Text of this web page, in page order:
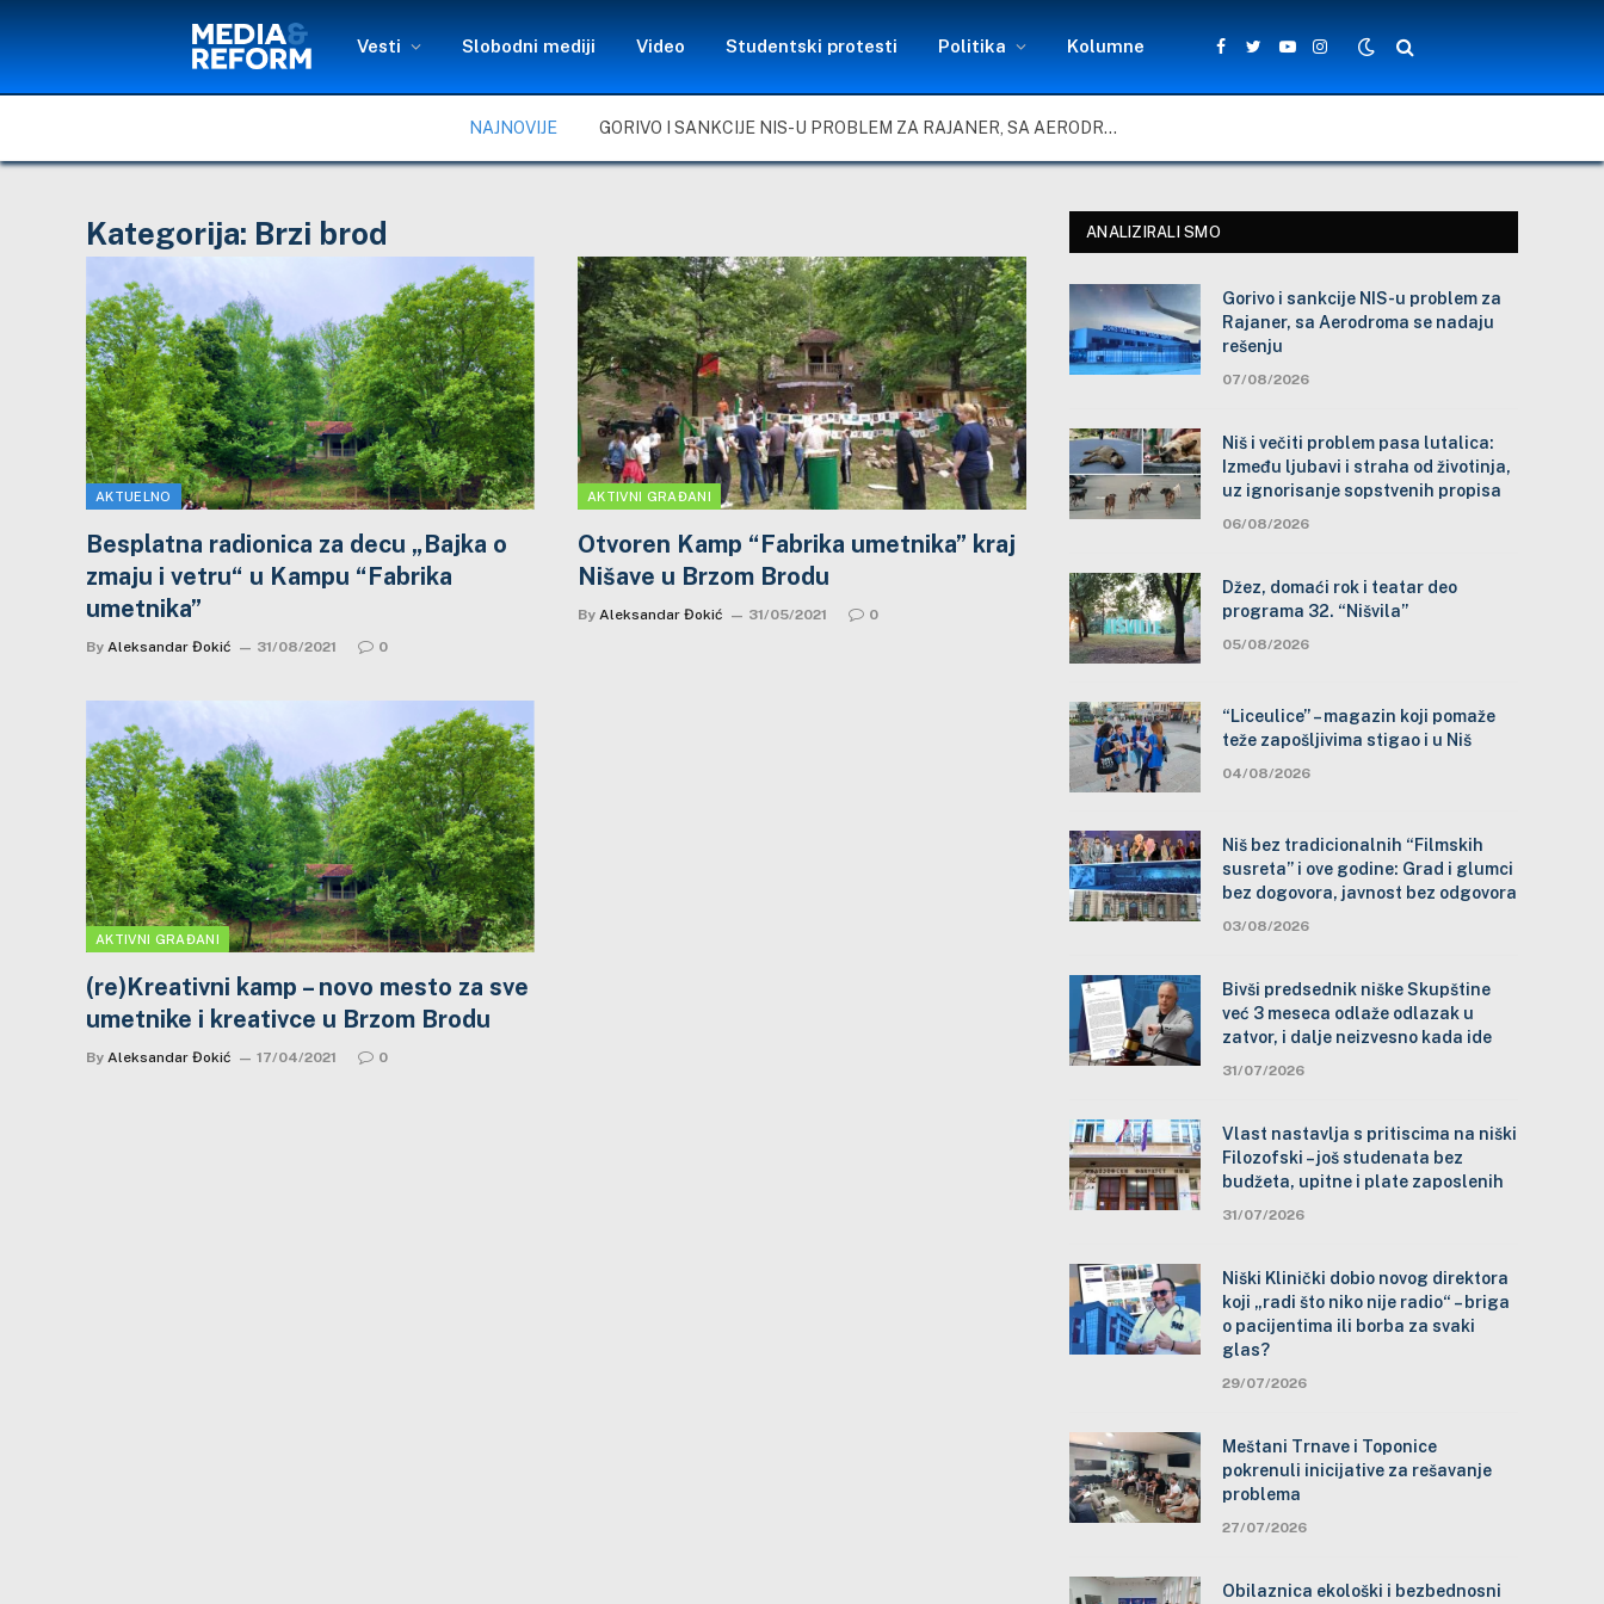
Vesti Slobodni mediji Video Studentski protesti Politika Kolumne
Facebook
TwitterYouTubeInstagram
NAJNOVIJE GORIVO I SANKCIJE NIS-U PROBLEM ZA RAJANER, SA AERODROMA SE NADAJU REŠENJU
Kategorija: Brzi brod
AKTUELNO
Besplatna radionica za decu „Bajka o
zmaju i vetru“ u Kampu “Fabrika
umetnika”
By Aleksandar Đokić 31/08/2021 0
AKTIVNI GRAĐANI
Otvoren Kamp “Fabrika umetnika” kraj
Nišave u Brzom Brodu
By Aleksandar Đokić 31/05/2021 0
AKTIVNI GRAĐANI
(re)Kreativni kamp – novo mesto za sve
umetnike i kreativce u Brzom Brodu
By Aleksandar Đokić 17/04/2021 0
ANALIZIRALI SMO
Gorivo i sankcije NIS-u problem za
Rajaner, sa Aerodroma se nadaju
rešenju
07/08/2026
Niš i večiti problem pasa lutalica:
Između ljubavi i straha od životinja,
uz ignorisanje sopstvenih propisa
06/08/2026
Džez, domaći rok i teatar deo
programa 32. “Nišvila”
05/08/2026
“Liceulice” – magazin koji pomaže
teže zapošljivima stigao i u Niš
04/08/2026
Niš bez tradicionalnih “Filmskih
susreta” i ove godine: Grad i glumci
bez dogovora, javnost bez odgovora
03/08/2026
Bivši predsednik niške Skupštine
već 3 meseca odlaže odlazak u
zatvor, i dalje neizvesno kada ide
31/07/2026
Vlast nastavlja s pritiscima na niški
Filozofski – još studenata bez
budžeta, upitne i plate zaposlenih
31/07/2026
Niški Klinički dobio novog direktora
koji „radi što niko nije radio“ – briga
o pacijentima ili borba za svaki
glas?
29/07/2026
Meštani Trnave i Toponice
pokrenuli inicijative za rešavanje
problema
27/07/2026
Obilaznica ekološki i bezbednosni